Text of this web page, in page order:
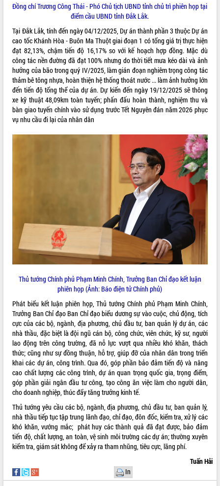
định EUDR
Thứ trưởng Bộ Nông nghiệp và Môi
trường Nguyễn Hoàng Hiệp khảo sát
vùng trồng và doanh nghiệp đóng gói
sầu riêng tại Đắk Lắk
Trình diễn nghệ thuật chế biến các
món ăn từ sầu riêng
Đắk Lắk công bố Quy hoạch và xúc
tiến đầu tư tỉnh
Ngành cá ngừ Đắk Lắk chủ động thích
ứng để giữ vững thị trường xuất khẩu
Diễn đàn Kinh tế tư nhân Việt Nam đột
phá cơ chế - Hợp tác công tư
Gặp mặt các cơ quan báo chí nhân Kỷ
niệm 101 năm Ngày Báo chí Cách
mạng Việt Nam
Đắk Lắk sơ kết 4 năm triển khai thực
hiện Đề án 06 của Chính phủ
Họp báo thông tin về Hội nghị Công bố
Quy hoạch và Xúc tiến đầu tư tỉnh Đắk
Khơi thông điểm nghẽn, đẩy nhanh
giải ngân vốn khắc phục thiên tai
HĐND tỉnh thông qua điều chỉnh Quy
hoạch tỉnh thời kỳ 2021-2030
Hội thảo góp ý hồ sơ điều chỉnh quy
hoạch tỉnh Đắk Lắk thời kỳ 2021-2030,
tầm nhìn đến năm 2050
Nâng cao hiệu quả hoạt động của các
doanh nghiệp nhà nước
Hội nghị triển khai kết nối mạng
truyền số liệu chuyên dùng phục vụ cơ
quan Đảng, Nhà nước
Lễ phát động chuỗi hoạt động chung
tay làm sạch môi trường
công tác cải cách hành chính mô hình
mới
Đồng chí Trương Công Thái - Phó Chủ tịch UBND tỉnh chủ trì phiên họp tại
điểm cầu UBND tỉnh Đắk Lắk.
Tại Đắk Lắk, tính đến ngày 04/12/2025, Dự án thành phần 3 thuộc Dự án
cao tốc Khánh Hòa - Buôn Ma Thuột giai đoạn 1 có tổng giá trị thực hiện
đạt 82,13%, chậm tiến độ 16,17% so với kế hoạch hợp đồng. Mặc dù
công tác nền đường đã đạt 100% nhưng do thời tiết mưa kéo dài và ảnh
hưởng của bão trong quý IV/2025, làm gián đoạn nghiêm trọng công tác
thảm bê tông nhựa, hoàn thiện hệ thống thoát nước ... làm ảnh hưởng lớn
đến tiến độ tổng thể của dự án. Dự kiến đến ngày 19/12/2025 sẽ thông
xe kỹ thuật 48,09km toàn tuyến; phấn đấu hoàn thành, nghiệm thu và
bàn giao tuyến chính vào sử dụng trước Tết Nguyên đán năm 2026 phục
vụ nhu cầu đi lại của nhân dân
Thủ tướng Chính phủ Phạm Minh Chính, Trưởng Ban Chỉ đạo kết luận
phiên họp (Ảnh: Báo điện tử Chính phủ)
Phát biểu kết luận phiên họp, Thủ tướng Chính phủ Phạm Minh Chính,
Trưởng Ban Chỉ đạo Ban Chỉ đạo biểu dương sự vào cuộc, chủ động, tích
cực của các bộ, ngành, địa phương, chủ đầu tư, ban quản lý dự án, các
nhà thầu, đặc biệt là đội ngũ cán bộ, công chức, viên chức, kỹ sư, người
lao động trên công trường, đã nỗ lực vượt qua nhiều khó khăn, thách
thức; cũng như sự đồng thuận, hỗ trợ, giúp đỡ của nhân dân trong triển
khai các dự án, công trình. Qua đó, góp phần bảo đảm tiến độ và nâng
cao chất lượng các công trình, dự án quan trọng quốc gia, trọng điểm,
góp phần giải ngân đầu tư công, tạo công ăn việc làm cho người dân,
cho doanh nghiệp, thúc đẩy tăng trưởng kinh tế.
Thủ tướng yêu cầu các bộ, ngành, địa phương, chủ đầu tư, ban quản lý,
nhà thầu tiếp tục tập trung lãnh đạo, chỉ đạo, đôn đốc, kiểm tra, xử lý các
khó khăn, vướng mắc; phát huy các thành quả đã đạt được, bảo đảm
tiến độ, chất lượng, an toàn, vệ sinh môi trường các dự án; thường xuyên
kiểm tra, giám sát không để xảy ra tham nhũng, tiêu cực, lãng phí.
Tuấn Hải
In